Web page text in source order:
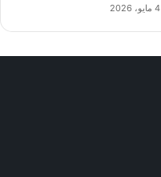
4 مايو، 2026